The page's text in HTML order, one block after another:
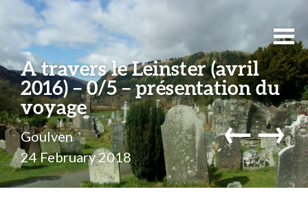
A travers le Leinster (avril
2016) – 0/5 – présentation du
voyage
Goulven
24 February 2018
←→